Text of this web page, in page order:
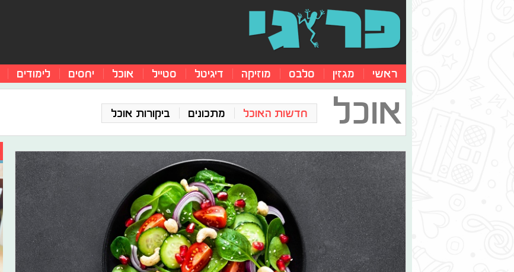
ראשי מגזין סלבס מוזיקה דיגיטל סטייל אוכל יחסים לימודים
אוכל חדשות האוכל מתכונים ביקורות אוכל